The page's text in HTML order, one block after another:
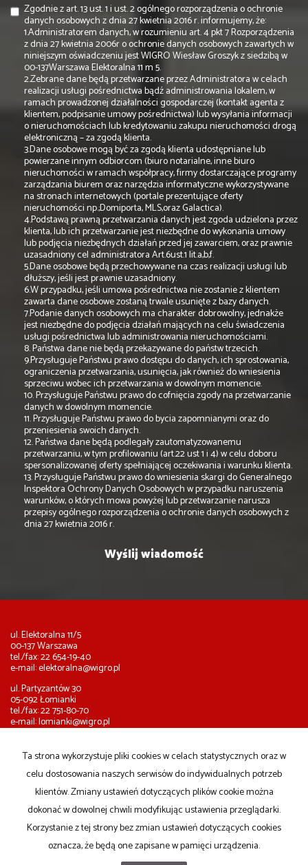
Zgodnie z art. 13 ust. 1 i ust. 2 ogólnego rozporządzenia o ochronie
danych osobowych z dnia 27 kwietnia 2016 r. informujemy, że:
1.Administratorem danych, w rozumieniu art. 4 pkt 7 Rozporządzenia
z dnia 27 kwietnia 2006r o ochronie danych osobowych zawartych w
niniejszym oświadczeniu jest WIGRO Wiesław Groszyk z siedzibą w
00-137Warszawa Elektoralna 11 m 5.
2.Zebrane dane będą przetwarzane przez Administratora w celach
realizacji usługi pośrednictwa bądź administrowania lokalem, w
ramach prowadzonej działalności gospodarczej (kontakt agenta z
klientem, podpisanie umowy pośrednictwa) lub wysyłania informacji
o nieruchomościach lub kredytowaniu zakupu nieruchomości drogą
elektroniczną – za zgodą klienta.
3.Dane osobowe mogą być za zgodą klienta udostępniane lub
powierzane innym odbiorcom (biuro notarialne, inne biuro
nieruchomości w ramach współpracy, firmy dostarczające programy
zarządzania biurem oraz narzędzia informatyczne wykorzystywane
na stronach internetowych (portale prezentujące oferty
nieruchomości np.;Domiporta, MLS,oraz Galactica).
4.Podstawą prawną przetwarzania danych jest zgoda udzielona przez
klienta, lub ich przetwarzanie jest niezbędne do wykonania umowy
lub podjęcia niezbędnych działań przed jej zawarciem, oraz prawnie
uzasadniony cel administratora Art.6ust.1 lit.a,b,f.
5.Dane osobowe będą przechowywane na czas realizacji usługi lub
dłuższy, jeśli jest prawnie uzasadniony.
6.W przypadku, jeśli umowa pośrednictwa nie zostanie z klientem
zawarta dane osobowe zostaną trwale usunięte z bazy danych.
7.Podanie danych osobowych ma charakter dobrowolny, jednakże
jest niezbędne do podjęcia działań mających na celu świadczenia
usługi pośrednictwa lub administrowania nieruchomościami.
8. Państwa dane nie będą przekazywane do państw trzecich.
9.Przysługuje Państwu prawo dostępu do danych, ich sprostowania,
ograniczenia przetwarzania, usunięcia, jak również do wniesienia
sprzeciwu wobec ich przetwarzania w dowolnym momencie.
10. Przysługuje Państwu prawo do cofnięcia zgody na przetwarzanie
danych w dowolnym momencie.
11. Przysługuje Państwu prawo do bycia zapomnianymi oraz do
przeniesienia swoich danych.
12. Państwa dane będą podlegały zautomatyzowanemu
przetwarzaniu, w tym profilowaniu (art.22 ust 1 i 4) w celu doboru
spersonalizowanej oferty spełniającej oczekiwania i warunku klienta.
13. Przysługuje Państwu prawo do wniesienia skargi do Generalnego
Inspektora Ochrony Danych Osobowych w przypadku naruszenia
warunków, o których mowa powyżej lub przetwarzanie narusza
przepisy ogólnego rozporządzenia o ochronie danych osobowych z
dnia 27 kwietnia 2016 r.
ul. Elektoralna 11/5
00-137 Warszawa
tel./fax: 22 654-19-40
e-mail:elektoralna@wigro.pl
ul. Partyzantów 30
05-092 Łomianki
tel./fax: 22 751-80-70
e-mail:lomianki@wigro.pl
05-084 Leszno
tel.: 603-962-687
e-mail:leszno@wigro.pl
Mieszkaniana wynajem
Domyna wynajem
Działkina wynajem
Lokale
na wynajem
Halena wynajem
Ta strona wykorzystuje pliki cookies w celach statystycznych oraz w
celu dostosowania naszych serwisów do indywidualnych potrzeb
klientów. Zmiany ustawień dotyczących plików cookie można
dokonać w dowolnej chwili modyfikując ustawienia przeglądarki.
Korzystanie z tej strony bez zmian ustawień dotyczących cookies
oznacza, że będą one zapisane w pamięci urządzenia.